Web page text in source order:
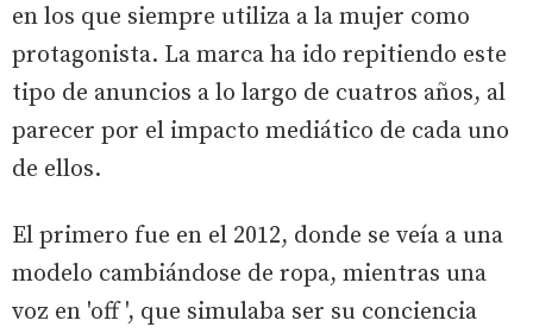
en los que siempre utiliza a la mujer como
protagonista. La marca ha ido repitiendo este
tipo de anuncios a lo largo de cuatros años, al
parecer por el impacto mediático de cada uno
de ellos.
El primero fue en el 2012, donde se veía a una
modelo cambiándose de ropa, mientras una
voz en 'off ', que simulaba ser su conciencia